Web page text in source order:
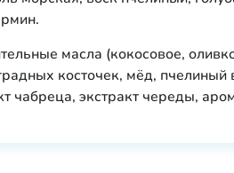
масла (кокосовое,
косточек, мёд, пчелиный
чабреца, экстракт череды,